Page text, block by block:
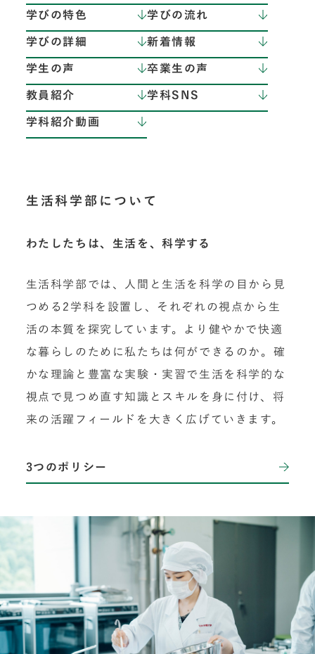
学びの特色 学びの流れ
学びの詳細 新着情報
学生の声 卒業生の声
教員紹介 学科SNS
学科紹介動画
生活科学部について
わたしたちは、生活を、科学する
生活科学部では、人間と生活を科学の目から見
つめる2学科を設置し、それぞれの視点から生
活の本質を探究しています。より健やかで快適
な暮らしのために私たちは何ができるのか。確
かな理論と豊富な実験・実習で生活を科学的な
視点で見つめ直す知識とスキルを身に付け、将
来の活躍フィールドを大きく広げていきます。
3つのポリシー